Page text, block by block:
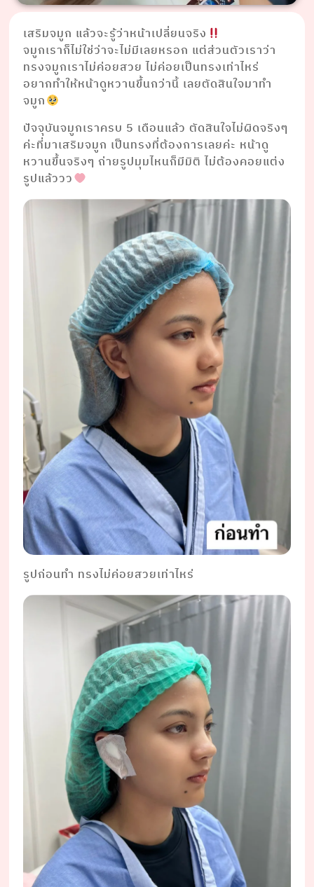
เสริมจมูก แล้วจะรู้ว่าหน้าเปลี่ยนจริง
จมูกเราก็ไม่ใช่ว่าจะไม่มีเลยหรอก แต่ส่วนตัวเราว่า
ทรงจมูกเราไม่ค่อยสวย ไม่ค่อยเป็นทรงเท่าไหร่
อยากทำให้หน้าดูหวานขึ้นกว่านี้ เลยตัดสินใจมาทำ
จมูก
ปัจจุบันจมูกเราครบ 5 เดือนแล้ว ตัดสินใจไม่ผิดจริงๆ
ค่ะที่มาเสริมจมูก เป็นทรงที่ต้องการเลยค่ะ หน้าดู
หวานขึ้นจริงๆ ถ่ายรูปมุมไหนก็มีมิติ ไม่ต้องคอยแต่ง
รูปแล้ววว
รูปก่อนทำ ทรงไม่ค่อยสวยเท่าไหร่